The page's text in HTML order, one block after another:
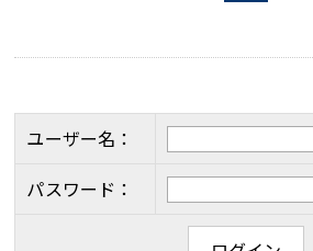
ユーザー名：
パスワード：